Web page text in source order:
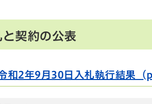
と契約の公表
和2年9月30日入札執行結果